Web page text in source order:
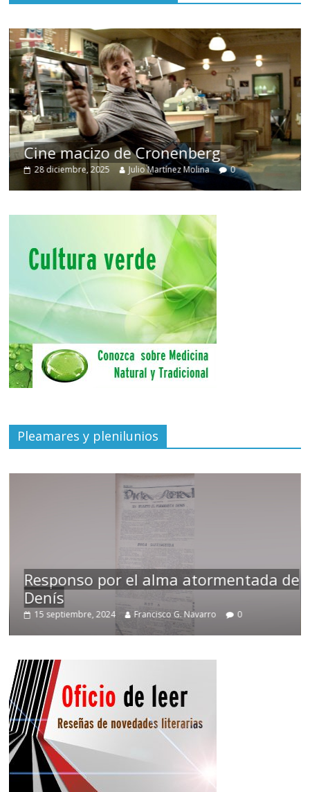
Cine macizo de Cronenberg
28 diciembre, 2025 Julio Martínez Molina 0
Pleamares y plenilunios
Responso por el alma atormentada de
Denís
15 septiembre, 2024 Francisco G. Navarro 0